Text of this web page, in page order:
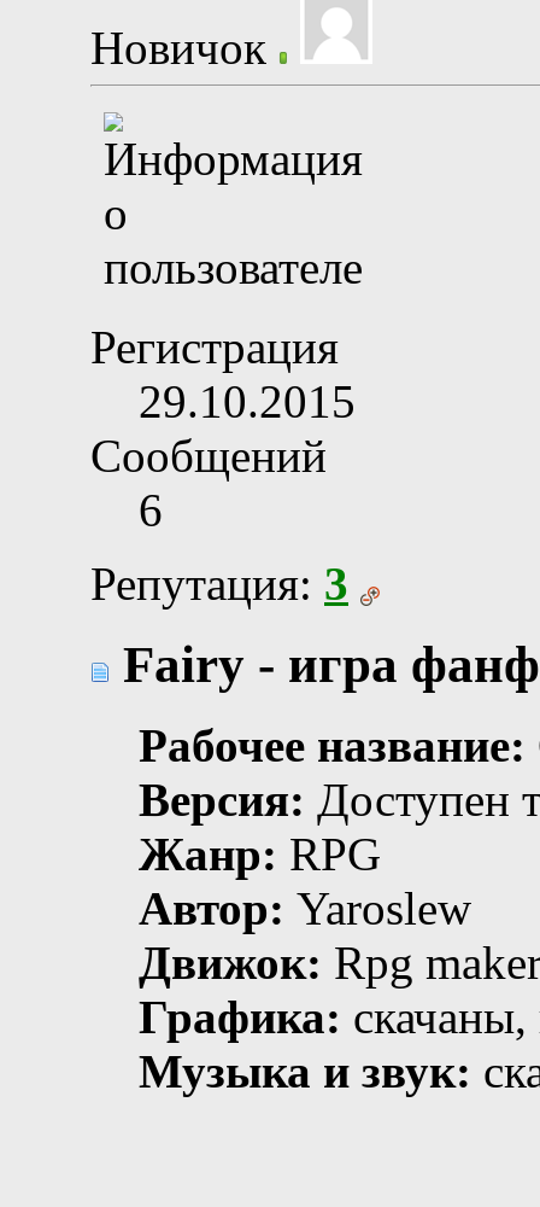
Новичок
Регистрация
29.10.2015
Сообщений
6
Репутация: 3
Fairy - игра
Рабочее название:
Версия: Доступен
Жанр: RPG
Автор: Yaroslew
Движок: Rpg
Графика:
Музыка и звук: